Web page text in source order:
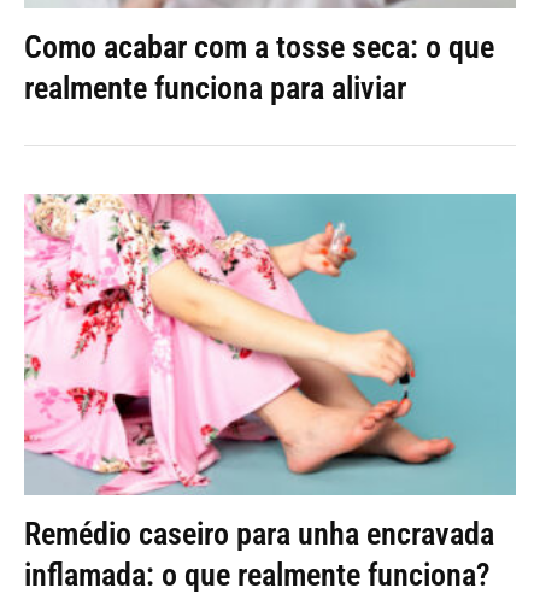
Como acabar com a tosse seca: o que
realmente funciona para aliviar
Remédio caseiro para unha encravada
inflamada: o que realmente funciona?